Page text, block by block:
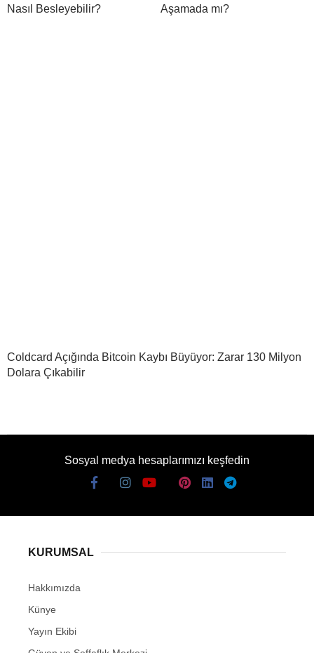
Nasıl Besleyebilir?
Aşamada mı?
Coldcard Açığında Bitcoin Kaybı Büyüyor: Zarar 130 Milyon
Dolara Çıkabilir
Sosyal medya hesaplarımızı keşfedin
KURUMSAL
Hakkımızda
Künye
Yayın Ekibi